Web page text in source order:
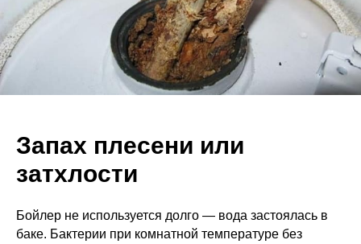
Запах плесени или
затхлости
Бойлер не используется долго — вода застоялась в
баке. Бактерии при комнатной температуре без